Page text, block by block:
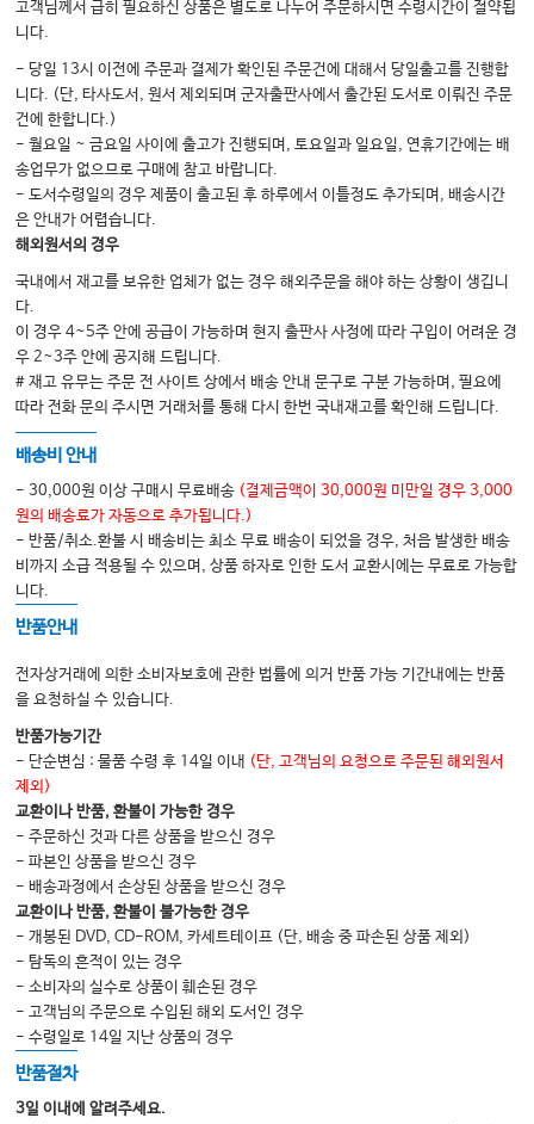
5. 신요로
6. 혈액 & 종양 & 면역
7. 내분비 & 기타
8. 심장학
9. 호흡기 & 알레르기
10. 소화기
11. 정신과
고객님께서 급히 필요하신 상품은 별도로 나누어 주문하시면 수령시간이 절약됩
니다.
- 당일 13시 이전에 주문과 결제가 확인된 주문건에 대해서 당일출고를 진행합
니다. (단, 타사도서, 원서 제외되며 군자출판사에서 출간된 도서로 이뤄진 주문
건에 한합니다.)
- 월요일 ~ 금요일 사이에 출고가 진행되며, 토요일과 일요일, 연휴기간에는 배
송업무가 없으므로 구매에 참고 바랍니다.
- 도서수령일의 경우 제품이 출고된 후 하루에서 이틀정도 추가되며, 배송시간
은 안내가 어렵습니다.
해외원서의 경우
국내에서 재고를 보유한 업체가 없는 경우 해외주문을 해야 하는 상황이 생깁니
다.
이 경우 4~5주 안에 공급이 가능하며 현지 출판사 사정에 따라 구입이 어려운 경
우 2~3주 안에 공지해 드립니다.
# 재고 유무는 주문 전 사이트 상에서 배송 안내 문구로 구분 가능하며, 필요에
따라 전화 문의 주시면 거래처를 통해 다시 한번 국내재고를 확인해 드립니다.
배송비 안내
- 30,000원 이상 구매시 무료배송 (결제금액이 30,000원 미만일 경우 3,000
원의 배송료가 자동으로 추가됩니다.)
- 반품/취소.환불 시 배송비는 최소 무료 배송이 되었을 경우, 처음 발생한 배송
비까지 소급 적용될 수 있으며, 상품 하자로 인한 도서 교환시에는 무료로 가능합
니다.
반품안내
전자상거래에 의한 소비자보호에 관한 법률에 의거 반품 가능 기간내에는 반품
을 요청하실 수 있습니다.
반품가능기간
- 단순변심 : 물품 수령 후 14일 이내 (단, 고객님의 요청으로 주문된 해외원서
제외)
교환이나 반품, 환불이 가능한 경우
- 주문하신 것과 다른 상품을 받으신 경우
- 파본인 상품을 받으신 경우
- 배송과정에서 손상된 상품을 받으신 경우
교환이나 반품, 환불이 불가능한 경우
- 개봉된 DVD, CD-ROM, 카세트테이프 (단, 배송 중 파손된 상품 제외)
- 탐독의 흔적이 있는 경우
- 소비자의 실수로 상품이 훼손된 경우
- 고객님의 주문으로 수입된 해외 도서인 경우
- 수령일로 14일 지난 상품의 경우
반품절차
3일 이내에 알려주세요.